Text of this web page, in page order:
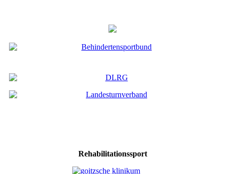
Rehabilitationssport